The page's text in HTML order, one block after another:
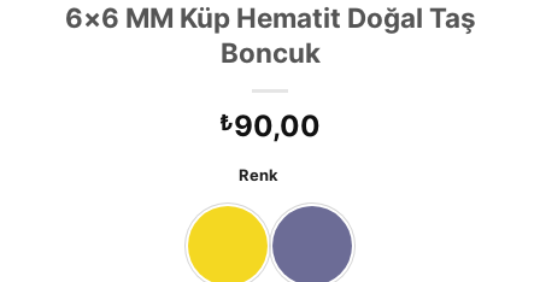
6×6 MM Küp Hematit Doğal Taş
Boncuk
₺90,00
Renk